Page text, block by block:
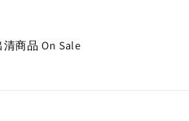
清商品 On Sale